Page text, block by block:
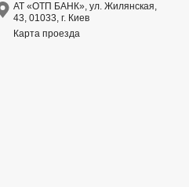
АТ «ОТП БАНК», ул. Жилянская,
43, 01033, г. Киев
Карта проезда